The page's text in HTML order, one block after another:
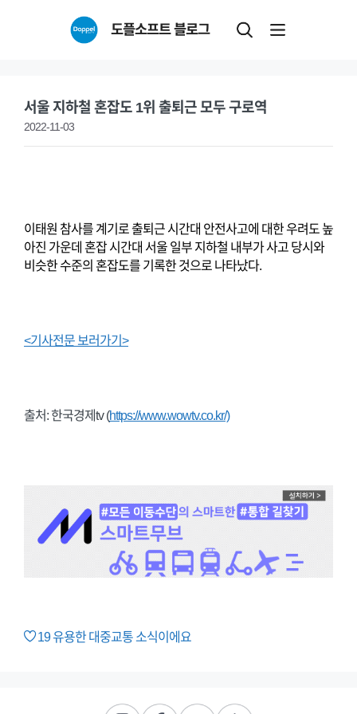
도플소프트 블로그
서울 지하철 혼잡도 1위 출퇴근 모두 구로역
2022-11-03
이태원 참사를 계기로 출퇴근 시간대 안전사고에 대한 우려도 높
아진 가운데 혼잡 시간대 서울 일부 지하철 내부가 사고 당시와
비슷한 수준의 혼잡도를 기록한 것으로 나타났다.
<기사전문 보러가기>
출처: 한국경제tv (https://www.wowtv.co.kr/)
19유용한 대중교통 소식이에요